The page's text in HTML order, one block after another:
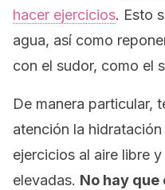
hacer ejercicios. Esto
agua, así como
con el sudor, como el
De manera particular,
atención la
ejercicios al aire libre
elevadas. No hay